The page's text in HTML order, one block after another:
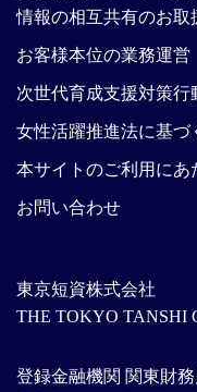
東京短資株式会社
THE TOKYO TANSHI
登録金融機関 関東財
情報の相互共有のお取
お客様本位の業務運営
次世代育成支援対策行
女性活躍推進法に基づ
本サイトのご利用にあ
お問い合わせ